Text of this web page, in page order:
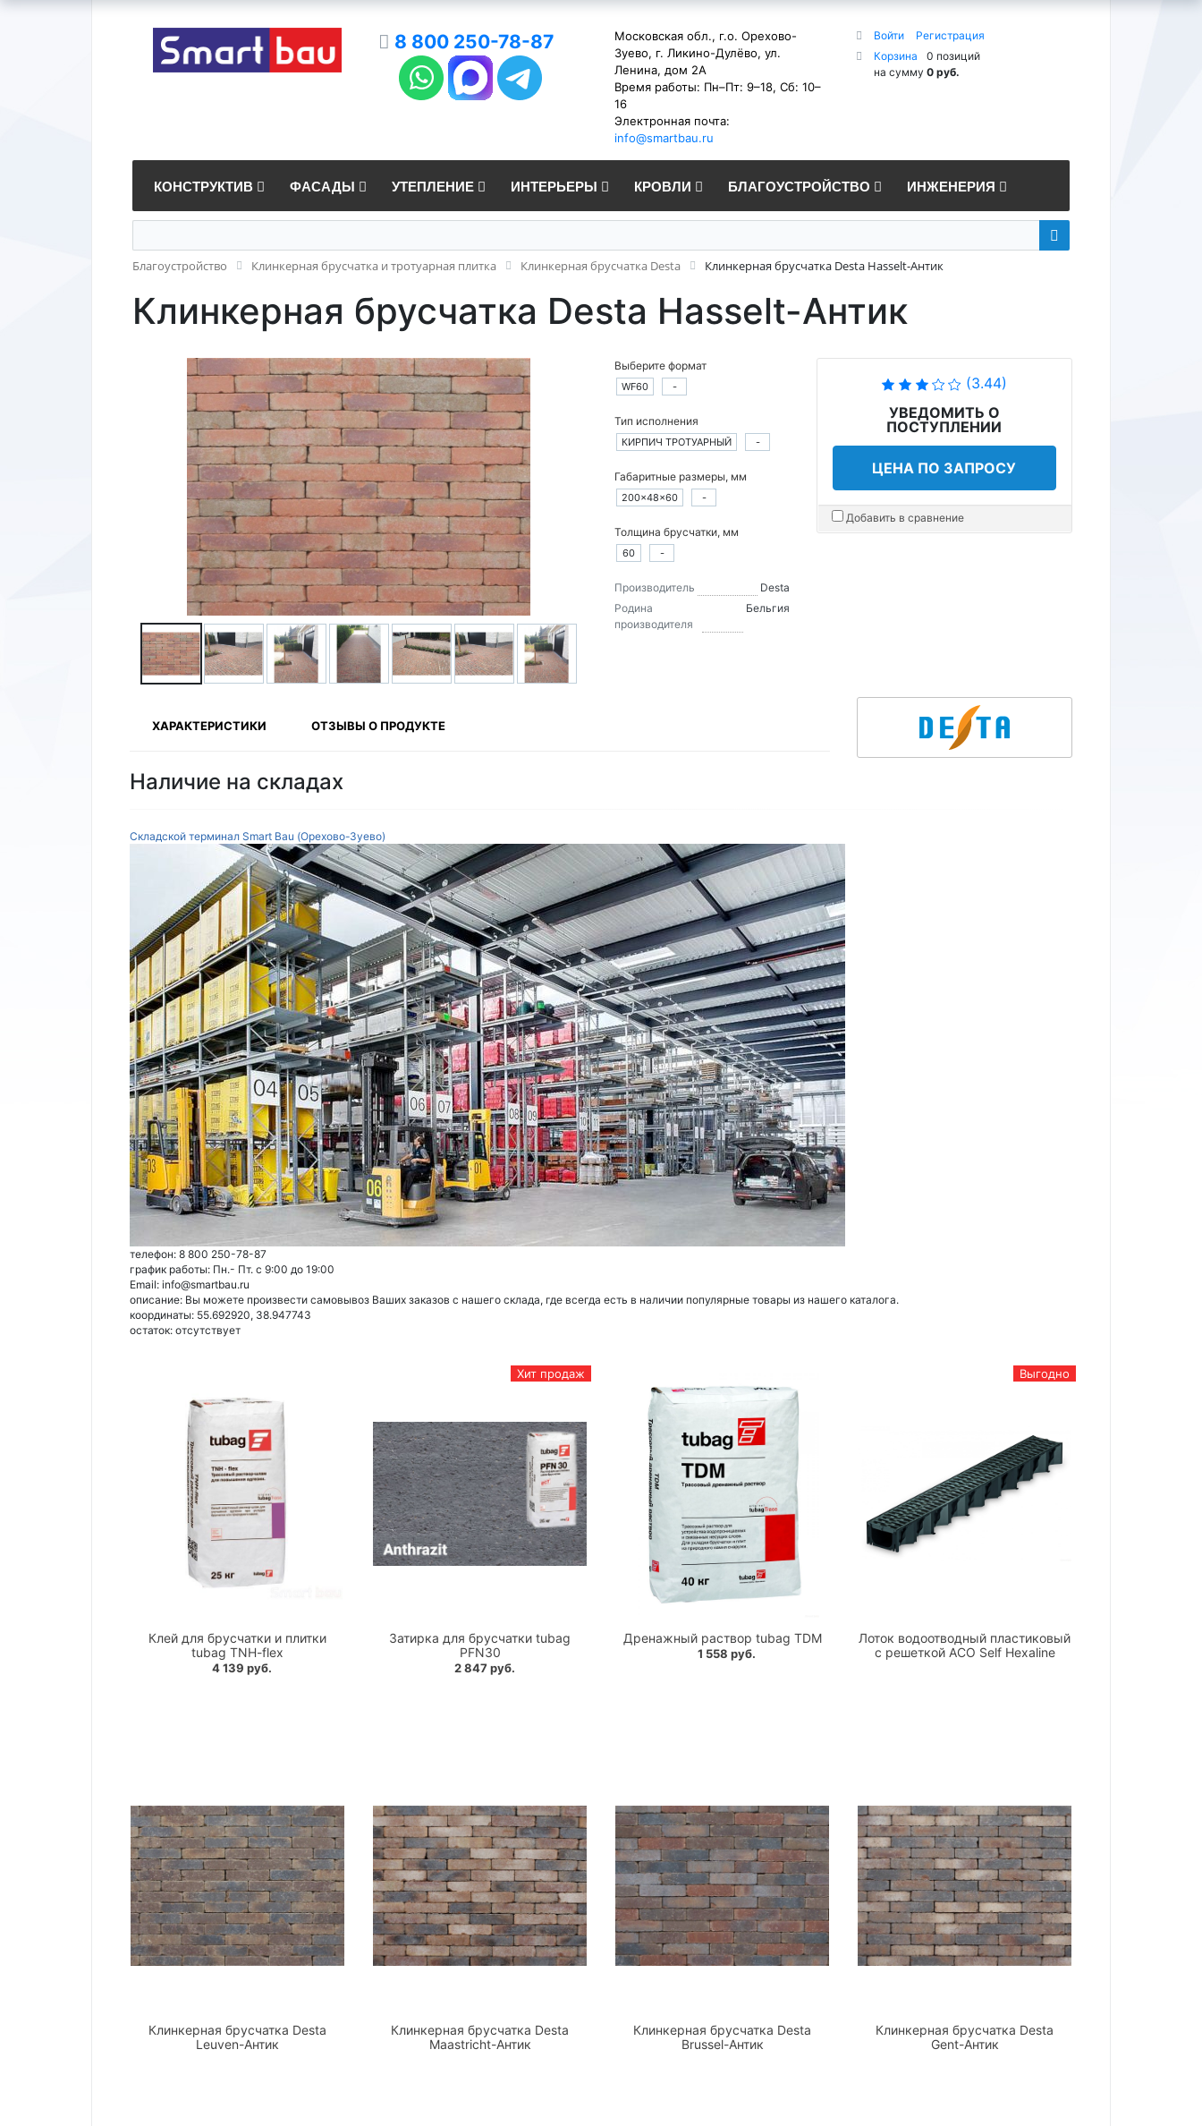
8 800 250-78-87
Московская обл., г.о. Орехово-
Зуево, г. Ликино-Дулёво, ул.
Ленина, дом 2А
Время работы: Пн–Пт: 9–18, Сб: 10–
16
Электронная почта:
info@smartbau.ru
Войти
Регистрация
Корзина
0 позиций
на сумму 0 руб.
КОНСТРУКТИВ ФАСАДЫ УТЕПЛЕНИЕ ИНТЕРЬЕРЫ КРОВЛИ БЛАГОУСТРОЙСТВО ИНЖЕНЕРИЯ
Благоустройство Клинкерная брусчатка и тротуарная плитка Клинкерная брусчатка Desta Клинкерная брусчатка Desta Hasselt-Антик
Клинкерная брусчатка Desta Hasselt-Антик
Выберите формат
WF60 -
Тип исполнения
КИРПИЧ ТРОТУАРНЫЙ -
Габаритные размеры, мм
200×48×60 -
Толщина брусчатки, мм
60 -
Производитель
Desta
Родина
производителя
Бельгия
(3.44)
УВЕДОМИТЬ О
ПОСТУПЛЕНИИ
ЦЕНА ПО ЗАПРОСУ
Добавить в сравнение
ХАРАКТЕРИСТИКИ ОТЗЫВЫ О ПРОДУКТЕ
Наличие на складах
Складской терминал Smart Bau (Орехово-Зуево)
телефон: 8 800 250-78-87
график работы: Пн.- Пт. с 9:00 до 19:00
Email: info@smartbau.ru
описание: Вы можете произвести самовывоз Ваших заказов с нашего склада, где всегда есть в наличии популярные товары из нашего каталога.
координаты: 55.692920, 38.947743
остаток: отсутствует
Клей для брусчатки и плитки
tubag TNH-flex
4 139 руб.
Хит продаж
Затирка для брусчатки tubag
PFN30
2 847 руб.
Дренажный раствор tubag TDM
1 558 руб.
Выгодно
Лоток водоотводный пластиковый
с решеткой ACO Self Hexaline
Клинкерная брусчатка Desta
Leuven-Антик
Клинкерная брусчатка Desta
Maastricht-Антик
Клинкерная брусчатка Desta
Brussel-Антик
Клинкерная брусчатка Desta
Gent-Антик